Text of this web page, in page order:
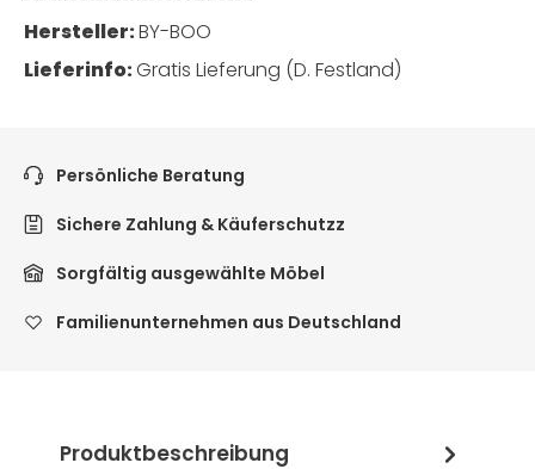
Hersteller:BY-BOO
Lieferinfo:Gratis Lieferung (D. Festland)
Persönliche Beratung
Sichere Zahlung & Käuferschutzz
Sorgfältig ausgewählte Möbel
Familienunternehmen aus Deutschland
Produktbeschreibung